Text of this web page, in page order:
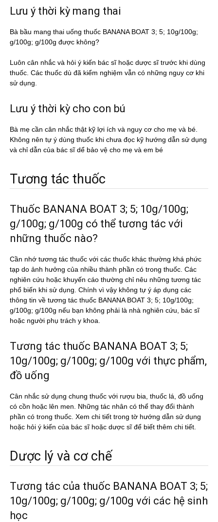
Lưu ý thời kỳ mang thai
Bà bầu mang thai uống thuốc BANANA BOAT 3; 5; 10g/100g;
g/100g; g/100g được không?
Luôn cân nhắc và hỏi ý kiến bác sĩ hoặc dược sĩ trước khi dùng
thuốc. Các thuốc dù đã kiểm nghiệm vẫn có những nguy cơ khi
sử dụng.
Lưu ý thời kỳ cho con bú
Bà mẹ cần cân nhắc thật kỹ lợi ích và nguy cơ cho mẹ và bé.
Không nên tự ý dùng thuốc khi chưa đọc kỹ hướng dẫn sử dụng
và chỉ dẫn của bác sĩ dể bảo vệ cho mẹ và em bé
Tương tác thuốc
Thuốc BANANA BOAT 3; 5; 10g/100g;
g/100g; g/100g có thể tương tác với
những thuốc nào?
Cần nhớ tương tác thuốc với các thuốc khác thường khá phức
tạp do ảnh hưởng của nhiều thành phần có trong thuốc. Các
nghiên cứu hoặc khuyến cáo thường chỉ nêu những tương tác
phổ biến khi sử dụng. Chính vì vậy không tự ý áp dụng các
thông tin về tương tác thuốc BANANA BOAT 3; 5; 10g/100g;
g/100g; g/100g nếu bạn không phải là nhà nghiên cứu, bác sĩ
hoặc người phụ trách y khoa.
Tương tác thuốc BANANA BOAT 3; 5;
10g/100g; g/100g; g/100g với thực phẩm,
đồ uống
Cân nhắc sử dụng chung thuốc với rượu bia, thuốc lá, đồ uống
có cồn hoặc lên men. Những tác nhân có thể thay đổi thành
phần có trong thuốc. Xem chi tiết trong tờ hướng dẫn sử dụng
hoặc hỏi ý kiến của bác sĩ hoặc dược sĩ để biết thêm chi tiết.
Dược lý và cơ chế
Tương tác của thuốc BANANA BOAT 3; 5;
10g/100g; g/100g; g/100g với các hệ sinh
học